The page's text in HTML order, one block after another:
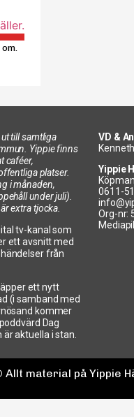
till samtliga
Yippie finns
caféer,
platser.
i månaden,
under juli).
extra tjocka.
tv-kanal som
ett avsnitt med
från
ett nytt
(i samband med
kommer
Dag
aktuella i stan.
VD &
Yippie
0611-
Org-nr:
Allt material på Yippie